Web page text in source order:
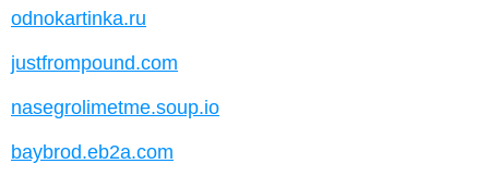
odnokartinka.ru
justfrompound.com
nasegrolimetme.soup.io
baybrod.eb2a.com